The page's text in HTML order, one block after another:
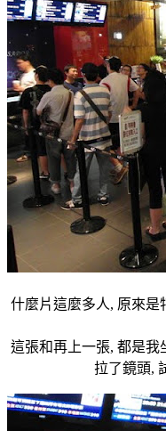
什麼片這麼多人, 原來是
這張和再上一張, 都是我
拉了鏡頭,